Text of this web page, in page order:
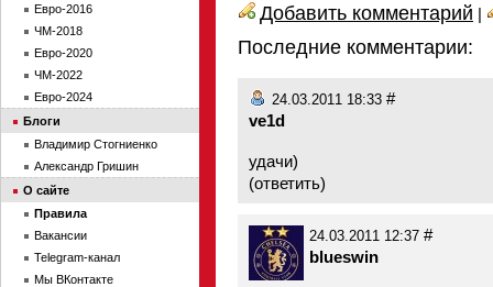
Добавить комментарий |
Последние комментарии:
24.03.2011 18:33 #
ve1d
удачи)
(ответить)
24.03.2011 12:37 #
blueswin
Евро-2016
ЧМ-2018
Евро-2020
ЧМ-2022
Евро-2024
Блоги
Владимир Стогниенко
Александр Гришин
О сайте
Правила
Вакансии
Telegram-канал
Мы ВКонтакте